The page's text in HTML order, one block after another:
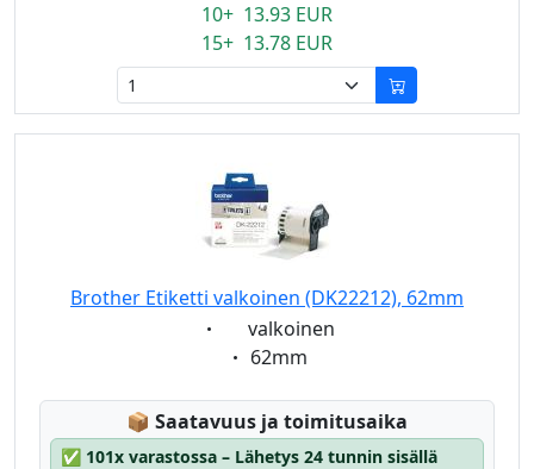
10+ 13.93 EUR
15+ 13.78 EUR
Brother Etiketti valkoinen (DK22212), 62mm
Eigenschaft:
valkoinen
Eigenschaft:
62mm
📦 Lagerstatus:
Saatavuus ja toimitusaika
✅ 101x varastossa – Lähetys 24 tunnin sisällä